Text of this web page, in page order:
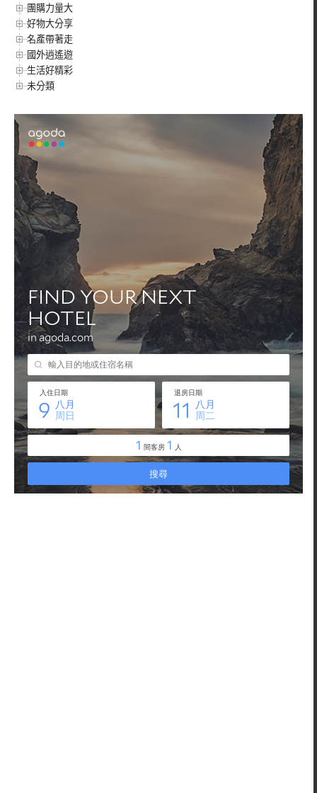
團購力量大
好物大分享
名產帶著走
國外逍遙遊
生活好精彩
未分類